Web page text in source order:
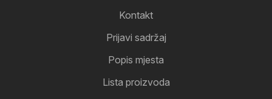
Kontakt
Prijavi sadržaj
Popis mjesta
Lista proizvoda